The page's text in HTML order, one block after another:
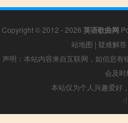
Copyright © 2012 - 2026 英语歌曲网
站地图 | 疑难解答
声明：本站内容来自互联网，如信息
会及
本站仅为个人兴趣爱好